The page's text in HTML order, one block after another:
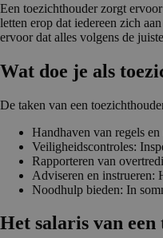
Een toezichthouder zorgt
letten erop dat iedereen zich
ervoor dat alles volgens de
Wat doe je als
De taken van een
Handhaven van regels
Veiligheidscontroles:
Rapporteren van
Adviseren en instrueren:
Noodhulp bieden: In
Het salaris van